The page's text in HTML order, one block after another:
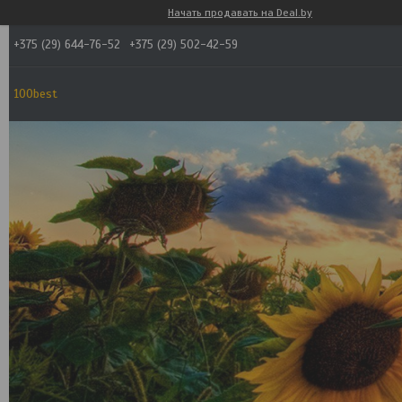
Начать продавать на Deal.by
+375 (29) 644-76-52 +375 (29) 502-42-59
100best